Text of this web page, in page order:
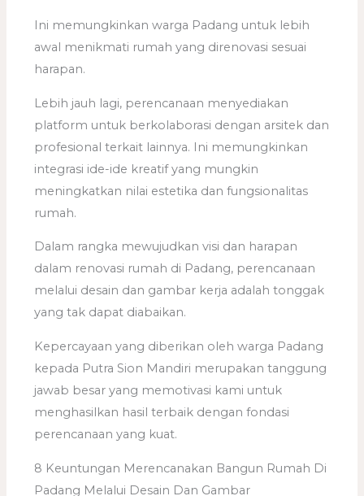
Ini memungkinkan warga Padang untuk lebih
awal menikmati rumah yang direnovasi sesuai
harapan.
Lebih jauh lagi, perencanaan menyediakan
platform untuk berkolaborasi dengan arsitek dan
profesional terkait lainnya. Ini memungkinkan
integrasi ide-ide kreatif yang mungkin
meningkatkan nilai estetika dan fungsionalitas
rumah.
Dalam rangka mewujudkan visi dan harapan
dalam renovasi rumah di Padang, perencanaan
melalui desain dan gambar kerja adalah tonggak
yang tak dapat diabaikan.
Kepercayaan yang diberikan oleh warga Padang
kepada Putra Sion Mandiri merupakan tanggung
jawab besar yang memotivasi kami untuk
menghasilkan hasil terbaik dengan fondasi
perencanaan yang kuat.
8 Keuntungan Merencanakan Bangun Rumah Di
Padang Melalui Desain Dan Gambar